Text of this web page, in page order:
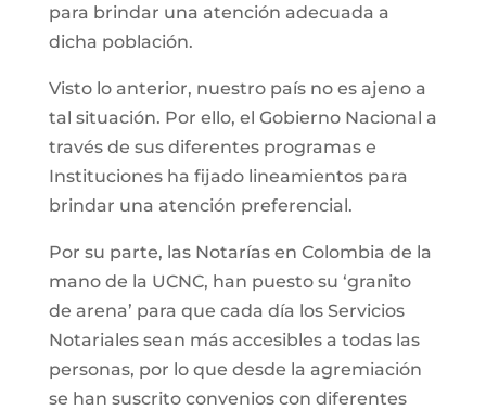
para brindar una atención adecuada a
dicha población.
Visto lo anterior, nuestro país no es ajeno a
tal situación. Por ello, el Gobierno Nacional a
través de sus diferentes programas e
Instituciones ha fijado lineamientos para
brindar una atención preferencial.
Por su parte, las Notarías en Colombia de la
mano de la UCNC, han puesto su ‘granito
de arena’ para que cada día los Servicios
Notariales sean más accesibles a todas las
personas, por lo que desde la agremiación
se han suscrito convenios con diferentes